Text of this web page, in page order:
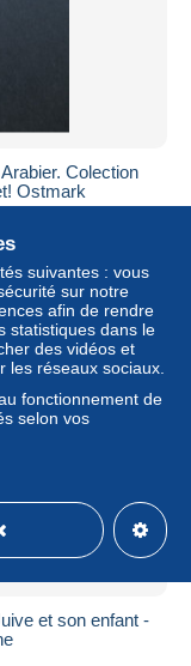
Colection
Ostmark
Professionnel
et son enfant -
suivantes : vous
sur notre
afin de rendre
statistiques dans le
des vidéos et
réseaux sociaux.
fonctionnement de
selon vos